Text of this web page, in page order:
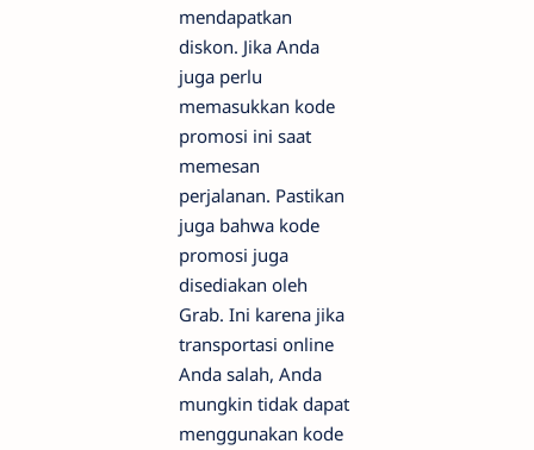
mendapatkan
diskon. Jika Anda
juga perlu
memasukkan kode
promosi ini saat
memesan
perjalanan. Pastikan
juga bahwa kode
promosi juga
disediakan oleh
Grab. Ini karena jika
transportasi online
Anda salah, Anda
mungkin tidak dapat
menggunakan kode